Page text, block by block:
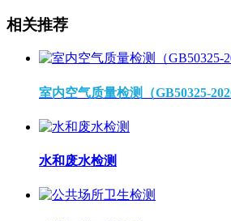
相关推荐
室内空气质量检测（GB50325-
水和废水检测